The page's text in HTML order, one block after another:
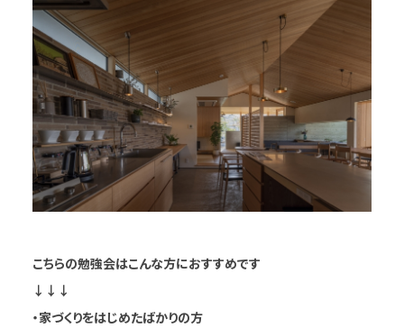
こちらの勉強会はこんな方におすすめです
↓↓↓
・家づくりをはじめたばかりの方